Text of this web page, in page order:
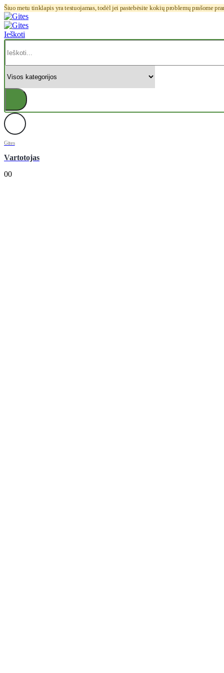
Šiuo metu tinklapis yra testuojamas, todėl jei pastebėsite kokių problemų prašome
Ieškoti
Gites
Vartotojas
00